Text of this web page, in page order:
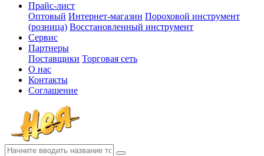
Прайс-лист
Оптовый Интернет-магазин Пороховой инструмент
(розница) Восстановленный инструмент
Сервис
Партнеры
Поставщики Торговая сеть
О нас
Контакты
Соглашение